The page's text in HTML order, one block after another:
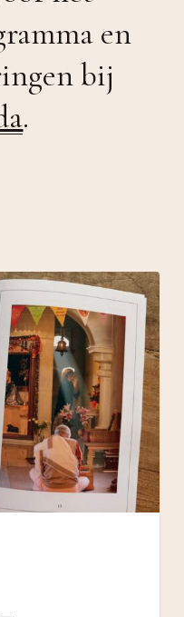
en
bij
.